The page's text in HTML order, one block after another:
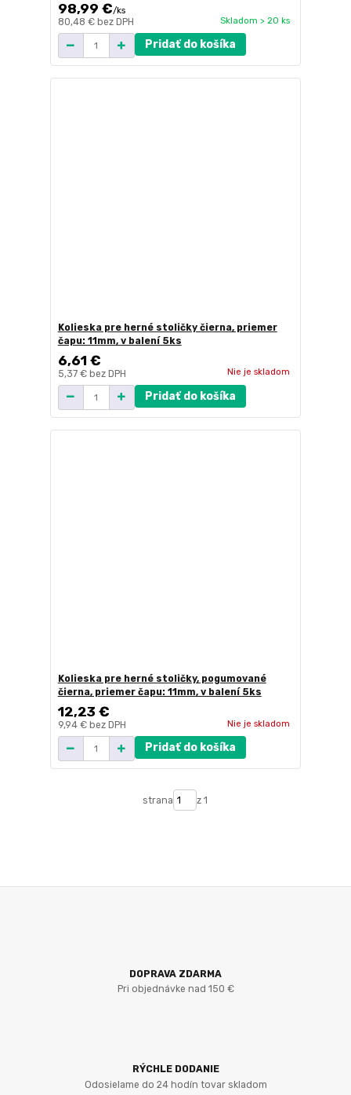
98,99 €/ks
80,48 € bez DPH Skladom > 20 ks
Pridať do košíka
Kolieska pre herné stoličky čierna, priemer
čapu: 11mm, v balení 5ks
6,61 €
5,37 € bez DPH Nie je skladom
Pridať do košíka
Kolieska pre herné stoličky, pogumované
čierna, priemer čapu: 11mm, v balení 5ks
12,23 €
9,94 € bez DPH Nie je skladom
Pridať do košíka
strana z 1
DOPRAVA ZDARMA
Pri objednávke nad 150 €
RÝCHLE DODANIE
Odosielame do 24 hodín tovar skladom